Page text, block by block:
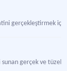
gerçekleştirmek için
gerçek ve tüzel